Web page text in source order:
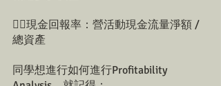
👉🏻現金回報率：營活動現金流量淨額 /
總資產
同學想進行如何進行Profitability